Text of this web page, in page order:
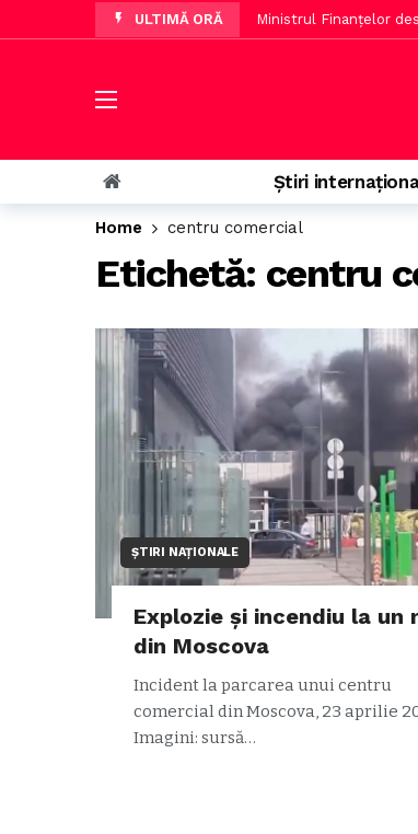
ULTIMĂ ORĂ Ministrul Finanțelor
Ceuta se așteaptă la
PNL cere mutarea
Ziua Internațională a
Todd Blanche, numit
Miruță propune rotirea
Știri
Home centru comercial
Etichetă: centru
ȘTIRI NAȚIONALE
Explozie și incendiu la un
din Moscova
Incident la parcarea unui centru
comercial din Moscova, 23 aprilie
Imagini: sursă…